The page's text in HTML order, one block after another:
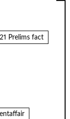
Prelims fact